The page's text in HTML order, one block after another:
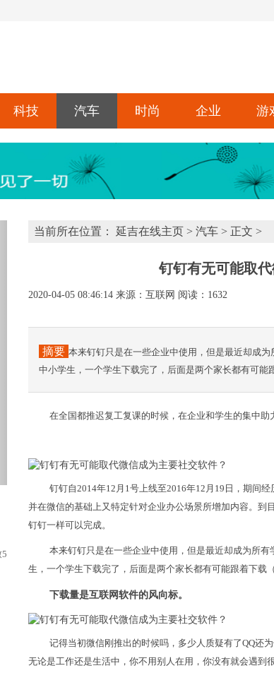
科技 汽车 时尚 企业 游
高性能版将于2020年推出！...
当前所在位置： 延吉在线主页 > 汽车 > 正文 >
钉钉有无可能取
2020-04-05 08:46:14 来源：互联网 阅读：1632
摘要 本来钉钉只是在一些企业中使用，但是最近却成
中小学生，一个学生下载完了，后面是两个家长都有可能
在全国都推迟复工复课的时候，在企业和学生的集中助
钉钉自2014年12月1号上线至2016年12月19日，期间
并在微信的基础上又特定针对企业办公场景所增加内容。到
钉钉一样可以完成。
本来钉钉只是在一些企业中使用，但是最近却成为所
生，一个学生下载完了，后面是两个家长都有可能跟着下载
下载量是互联网软件的风向标。
记得当初微信刚推出的时候吗，多少人质疑有了QQ还
无论是工作还是生活中，你不用别人在用，你没有就会遇到